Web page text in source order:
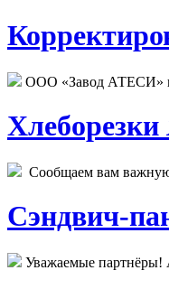
ООО «Завод АТЕСИ»
Сообщаем вам
Сэндвич-
Уважаемые